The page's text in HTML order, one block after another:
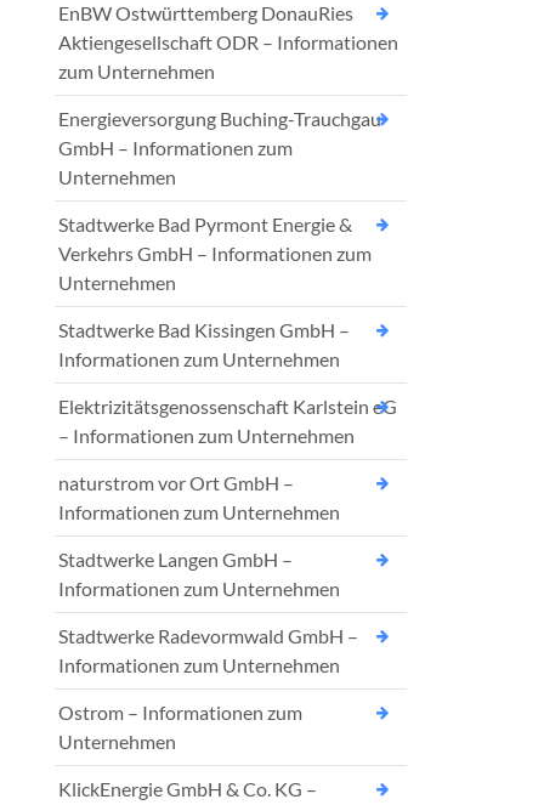
EnBW Ostwürttemberg DonauRies
Aktiengesellschaft ODR – Informationen
zum Unternehmen
Energieversorgung Buching-Trauchgau
GmbH – Informationen zum
Unternehmen
Stadtwerke Bad Pyrmont Energie &
Verkehrs GmbH – Informationen zum
Unternehmen
Stadtwerke Bad Kissingen GmbH –
Informationen zum Unternehmen
Elektrizitätsgenossenschaft Karlstein eG
– Informationen zum Unternehmen
naturstrom vor Ort GmbH –
Informationen zum Unternehmen
Stadtwerke Langen GmbH –
Informationen zum Unternehmen
Stadtwerke Radevormwald GmbH –
Informationen zum Unternehmen
Ostrom – Informationen zum
Unternehmen
KlickEnergie GmbH & Co. KG –